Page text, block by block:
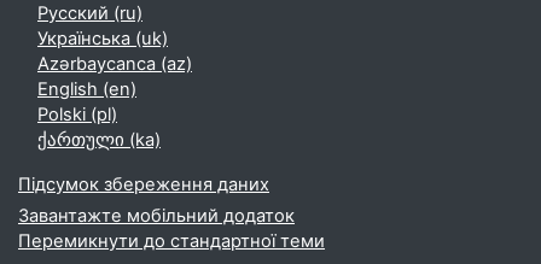
Русский ‎(ru)‎
Українська ‎(uk)‎
Azərbaycanca ‎(az)‎
English ‎(en)‎
Polski ‎(pl)‎
ქართული ‎(ka)‎
Підсумок збереження даних
Завантажте мобільний додаток
Перемикнути до стандартної теми